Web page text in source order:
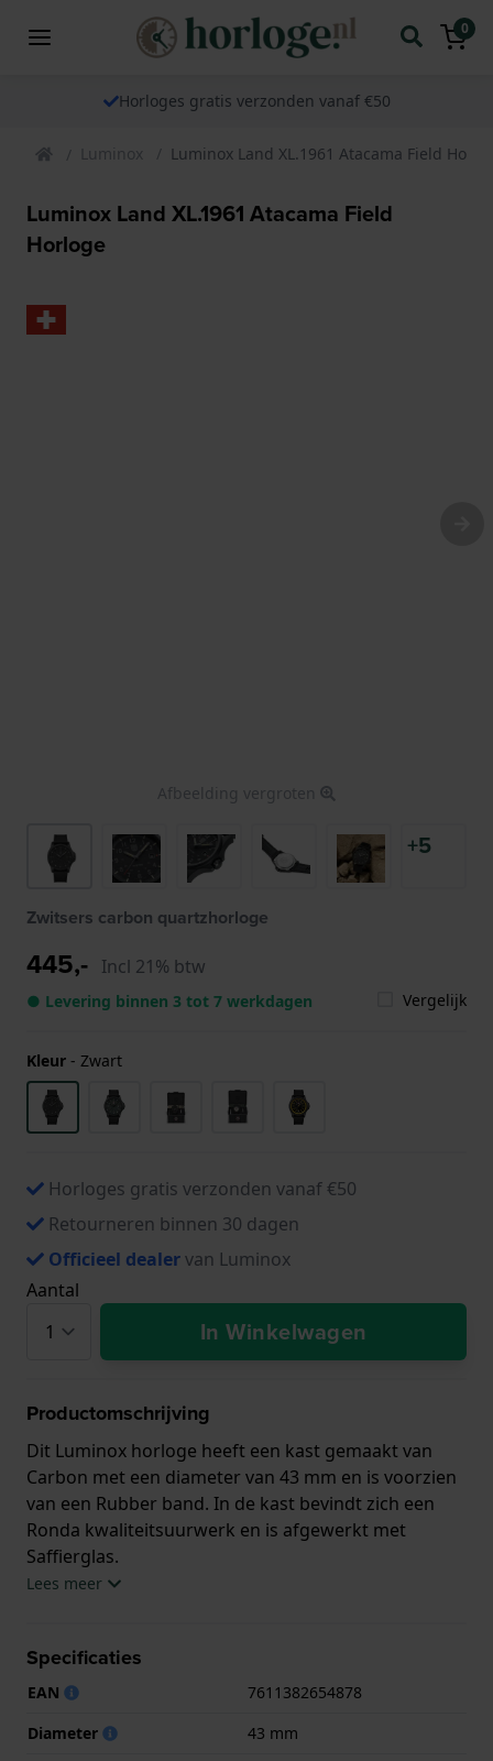
0
Horloges gratis verzonden vanaf €50
Luminox Luminox Land XL.1961 Atacama Field
Luminox Land XL.1961 Atacama Field
Horloge
Afbeelding vergroten
+5
Zwitsers carbon quartzhorloge
445,- Incl 21% btw
● Levering binnen 3 tot 7 werkdagen Vergelijk
Kleur - Zwart
Horloges gratis verzonden vanaf €50
Retourneren binnen 30 dagen
Officieel dealervan Luminox
Aantal
In Winkelwagen
Productomschrijving
Dit Luminox horloge heeft een kast gemaakt van
Carbon met een diameter van 43 mm en is voorzien
van een Rubber band. In de kast bevindt zich een
Ronda kwaliteitsuurwerk en is afgewerkt met
Saffierglas.
horloge geleverd met 2 jaar garantie.
Lees meer
Specificaties
EAN
7611382654878
Diameter
43 mm